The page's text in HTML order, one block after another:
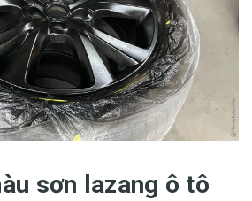
sơn lazang ô tô